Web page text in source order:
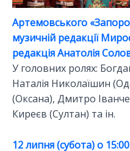
Артемовського
музичній редакції
редакція Анатолія
У головних ролях:
Наталія Николаїшин
(Оксана), Дмитро
Киреєв (Султан) та ін.
12 липня (субота) о